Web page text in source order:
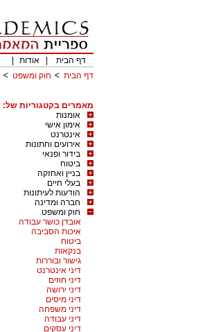
דף הבית
אודות
דף הבית
חוק ומשפט
מאמרים בקטגוריות של:
אומנות
אימון אישי
אינטרנט
אירועים וחתונות
בידור ופנאי
ביטוח
בניין ואחזקה
בעלי חיים
הודעות לעיתונות
חברה ומדינה
חוק ומשפט
אובדן כושר עבודה
איכות הסביבה
ביטוח
בנקאות
גישור ובוררות
דיני אינטרנט
דיני חוזים
דיני ירושה
דיני מיסים
דיני משפחה
דיני עבודה
דיני עסקים